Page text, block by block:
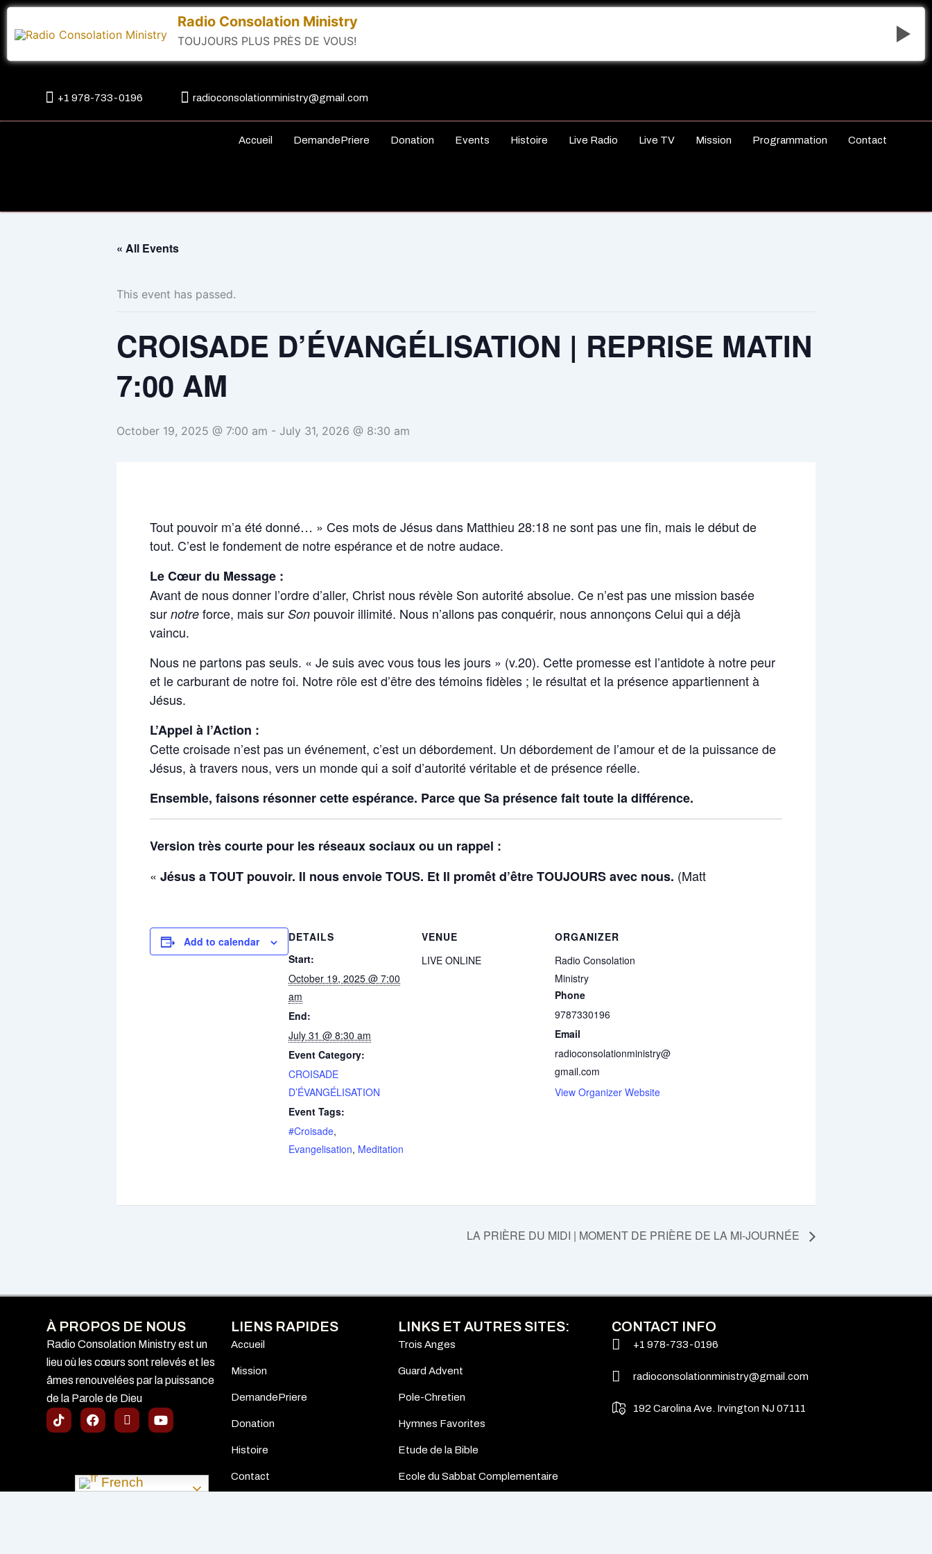
Skip
content
Radio Consolation Ministry
TOUJOURS PLUS PRÈS DE VOUS!
+1 978-733-0196 radioconsolationministry@gmail.com
Accueil DemandePriere Donation Events Histoire Live Radio Live TV Mission Programmation Contact
« All Events
This event has passed.
CROISADE D’ÉVANGÉLISATION | REPRISE MATIN
7:00 AM
October 19, 2025 @ 7:00 am - July 31, 2026 @ 8:30 am
Tout pouvoir m’a été donné… » Ces mots de Jésus dans Matthieu 28:18 ne sont pas une fin, mais le début de
tout. C’est le fondement de notre espérance et de notre audace.
Le Cœur du Message :
Avant de nous donner l’ordre d’aller, Christ nous révèle Son autorité absolue. Ce n’est pas une mission basée
sur notre force, mais sur Son pouvoir illimité. Nous n’allons pas conquérir, nous annonçons Celui qui a déjà
vaincu.
Nous ne partons pas seuls. « Je suis avec vous tous les jours » (v.20). Cette promesse est l’antidote à notre peur
et le carburant de notre foi. Notre rôle est d’être des témoins fidèles ; le résultat et la présence appartiennent à
Jésus.
L’Appel à l’Action :
Cette croisade n’est pas un événement, c’est un débordement. Un débordement de l’amour et de la puissance de
Jésus, à travers nous, vers un monde qui a soif d’autorité véritable et de présence réelle.
Ensemble, faisons résonner cette espérance. Parce que Sa présence fait toute la différence.
Version très courte pour les réseaux sociaux ou un rappel :
« Jésus a TOUT pouvoir. Il nous envoie TOUS. Et Il promêt d’être TOUJOURS avec nous. (Matt
Add to calendar
DETAILS
Start:
October 19, 2025 @ 7:00
am
End:
July 31 @ 8:30 am
Event Category:
CROISADE
D’ÉVANGÉLISATION
Event Tags:
#Croisade,
Evangelisation, Meditation
VENUE
LIVE ONLINE
ORGANIZER
Radio Consolation
Ministry
Phone
9787330196
Email
radioconsolationministry@
gmail.com
View Organizer Website
LA PRIÈRE DU MIDI | MOMENT DE PRIÈRE DE LA MI-JOURNÉE
À PROPOS DE NOUS
Radio Consolation Ministry est un
lieu où les cœurs sont relevés et les
âmes renouvelées par la puissance
de la Parole de Dieu
T
i
k
F
a
c
o
o
I
c
o
i
t
Y
o
u
b
e
LIENS RAPIDES
Accueil
Mission
DemandePriere
Donation
Histoire
Contact
LINKS ET AUTRES SITES:
Trois Anges
Guard Advent
Pole-Chretien
Hymnes Favorites
Etude de la Bible
Ecole du Sabbat Complementaire
CONTACT INFO
+1 978-733-0196
radioconsolationministry@gmail.com
192 Carolina Ave. Irvington NJ 07111
French